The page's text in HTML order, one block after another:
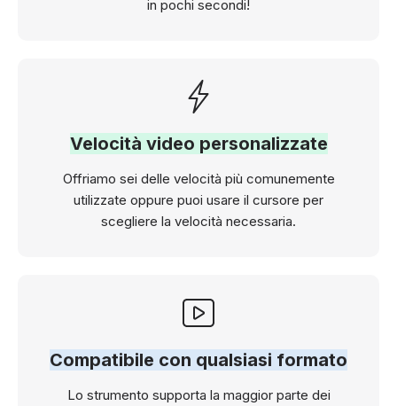
in pochi secondi!
Velocità video personalizzate
Offriamo sei delle velocità più comunemente
utilizzate oppure puoi usare il cursore per
scegliere la velocità necessaria.
Compatibile con qualsiasi formato
Lo strumento supporta la maggior parte dei